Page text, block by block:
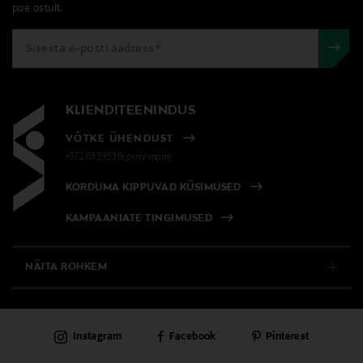
poe ostult.
KLIENDITEENINDUS
VÕTKE ÜHENDUST
+372 6339539(pvm/mpm)
KORDUMA KIPPUVAD KÜSIMUSED
KAMPAANIATE TINGIMUSED
NÄITA ROHKEM
PÜSIKLIENDITEENINDUS
Instagram Facebook Pinterest